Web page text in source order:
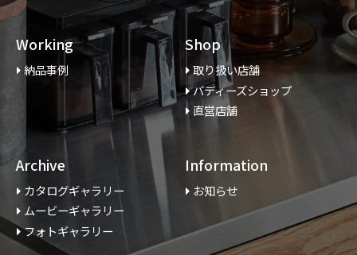
Working
納品事例
Shop
取り扱い店舗
バディーズショップ
直営店舗
Archive
カタログギャラリー
ムービーギャラリー
フォトギャラリー
Information
お知らせ